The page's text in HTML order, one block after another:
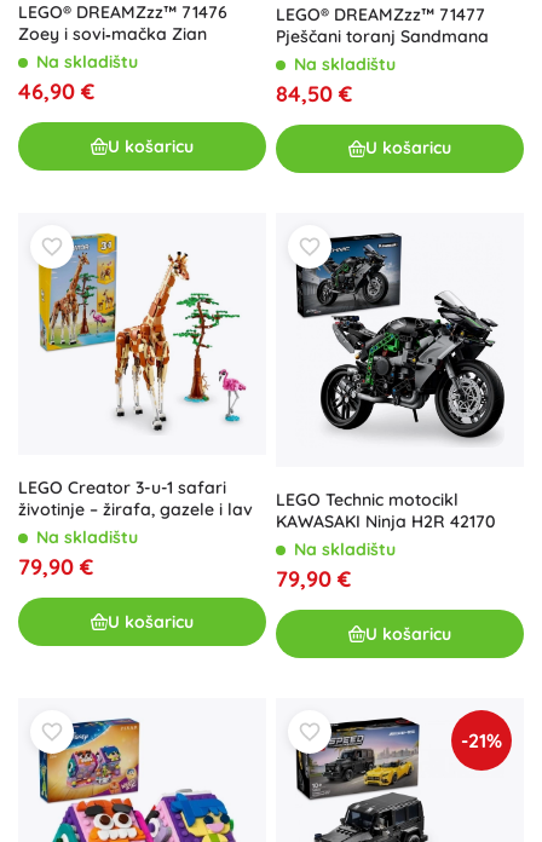
LEGO® DREAMZzz™ 71476
Zoey i sovi‑mačka Zian
Na skladištu
46,90 €
U košaricu
LEGO® DREAMZzz™ 71477
Pješčani toranj Sandmana
Na skladištu
84,50 €
U košaricu
LEGO Creator 3-u-1 safari
životinje – žirafa, gazele i lav
Na skladištu
79,90 €
U košaricu
LEGO Technic motocikl
KAWASAKI Ninja H2R 42170
Na skladištu
79,90 €
U košaricu
-21%